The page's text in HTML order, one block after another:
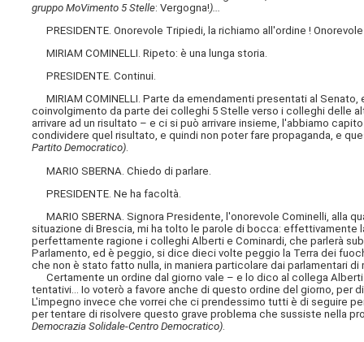
gruppo MoVimento 5 Stelle: Vergogna!)...
PRESIDENTE. Onorevole Tripiedi, la richiamo all'ordine !
MIRIAM COMINELLI. Ripeto: è una lunga storia.
PRESIDENTE. Continui.
MIRIAM COMINELLI. Parte da emendamenti presentati al
coinvolgimento da parte dei colleghi 5 Stelle verso i colleghi delle
arrivare ad un risultato – e ci si può arrivare insieme, l'abbiamo
condividere quel risultato, e quindi non poter fare propaganda, e
Partito Democratico).
MARIO SBERNA. Chiedo di parlare.
PRESIDENTE. Ne ha facoltà.
MARIO SBERNA. Signora Presidente, l'onorevole Cominelli, alla
situazione di Brescia, mi ha tolto le parole di bocca:effettivamente
perfettamente ragione i colleghi Alberti e Cominardi, che parlerà
Parlamento, ed è peggio, si dice dieci volte peggio la Terra dei
che non è stato fatto nulla, in maniera particolare dai parlamentari
Certamente un ordine dal giorno vale – e lo dico al collega
tentativi... Io voterò a favore anche di questo ordine del giorno, per
L'impegno invece che vorrei che ci prendessimo tutti è di seguire
per tentare di risolvere questo grave problema che sussiste nella
Democrazia Solidale-Centro Democratico).